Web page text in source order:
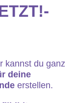
kannst du ganz
deine
erstellen.